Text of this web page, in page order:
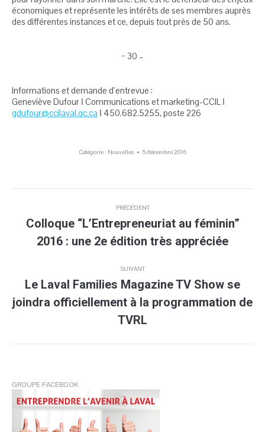
économiques et représente les intérêts de ses membres auprès
des différentes instances et ce, depuis tout près de 50 ans.
− 30 –
Informations et demande d’entrevue :
Geneviève Dufour ǀ Communications et marketing-CCIL ǀ
gdufour@ccilaval.qc.ca ǀ 450.682.5255, poste 226
Catégorie : Nouvelles 5 décembre 2016
article
PRÉCÉDENT
précédent
Colloque “L’Entrepreneuriat au féminin”
2016 : une 2e édition très appréciée
SUIVANT
Article
suivant
:
Le Laval Families Magazine TV Show se
joindra officiellement à la programmation de
TVRL
GROUPE FACEBOOK